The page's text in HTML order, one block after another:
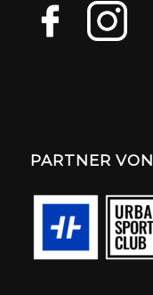
PARTNER VON